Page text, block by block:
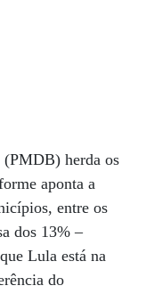
herda os
aponta a
entre os
dos 13% –
Lula está na
do